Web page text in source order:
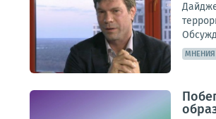
МНЕНИЯ